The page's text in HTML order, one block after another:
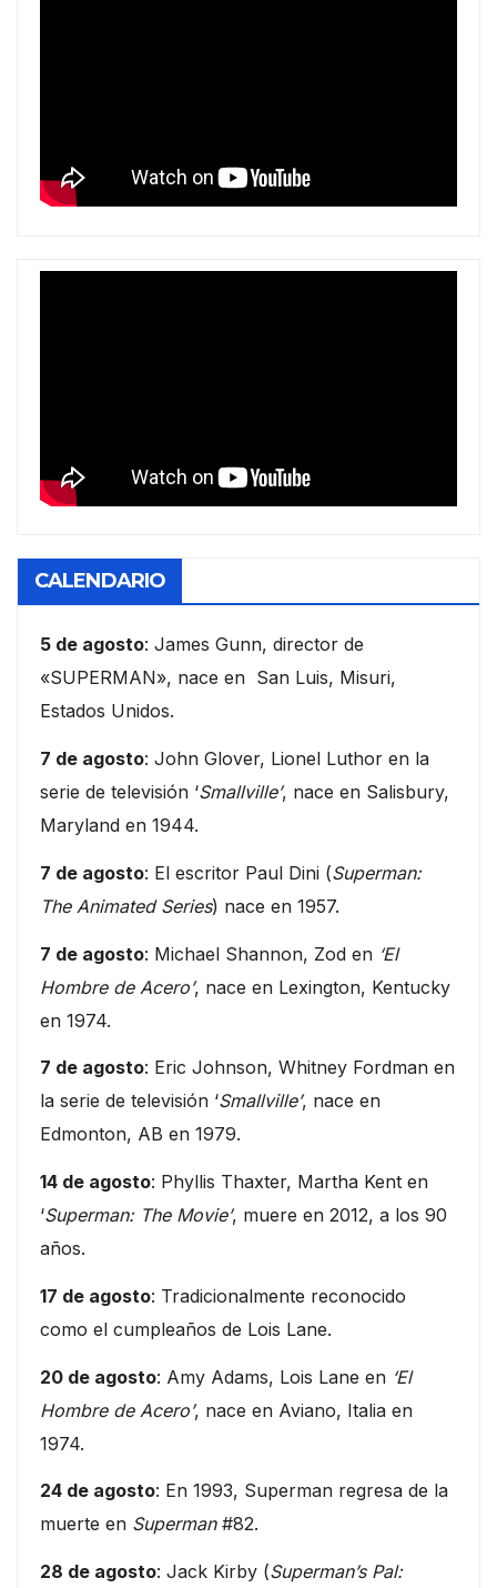
CALENDARIO
5 de agosto: James Gunn, director de
«SUPERMAN», nace en San Luis, Misuri,
Estados Unidos.
7 de agosto: John Glover, Lionel Luthor en la
serie de televisión ‘Smallville’, nace en Salisbury,
Maryland en 1944.
7 de agosto: El escritor Paul Dini (Superman:
The Animated Series) nace en 1957.
7 de agosto: Michael Shannon, Zod en ‘El
Hombre de Acero’, nace en Lexington, Kentucky
en 1974.
7 de agosto: Eric Johnson, Whitney Fordman en
la serie de televisión ‘Smallville’, nace en
Edmonton, AB en 1979.
14 de agosto: Phyllis Thaxter, Martha Kent en
‘Superman: The Movie’, muere en 2012, a los 90
años.
17 de agosto: Tradicionalmente reconocido
como el cumpleaños de Lois Lane.
20 de agosto: Amy Adams, Lois Lane en ‘El
Hombre de Acero’, nace en Aviano, Italia en
1974.
24 de agosto: En 1993, Superman regresa de la
muerte en Superman#82.
28 de agosto: Jack Kirby (Superman’s Pal: